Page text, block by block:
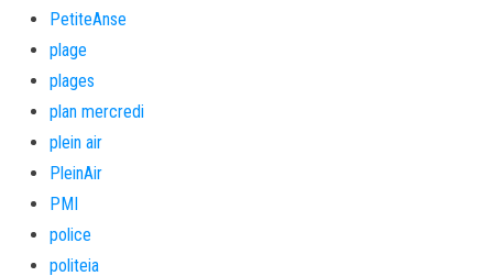
PetiteAnse
plage
plages
plan mercredi
plein air
PleinAir
PMI
police
politeia